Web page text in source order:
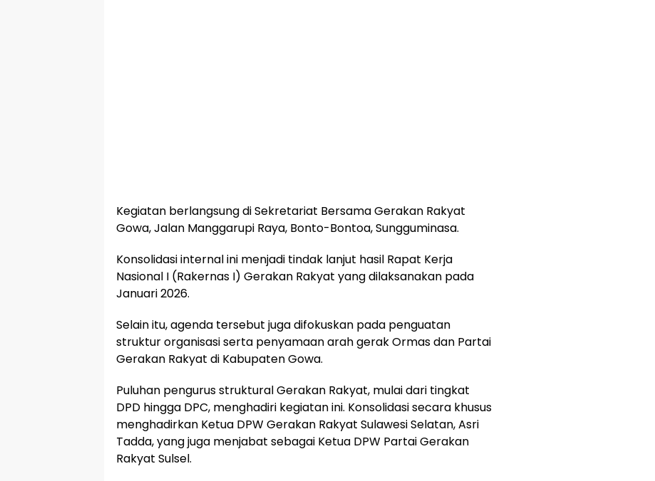
Kegiatan berlangsung di Sekretariat Bersama Gerakan Rakyat
Gowa, Jalan Manggarupi Raya, Bonto-Bontoa, Sungguminasa.
Konsolidasi internal ini menjadi tindak lanjut hasil Rapat Kerja
Nasional I (Rakernas I) Gerakan Rakyat yang dilaksanakan pada
Januari 2026.
Selain itu, agenda tersebut juga difokuskan pada penguatan
struktur organisasi serta penyamaan arah gerak Ormas dan Partai
Gerakan Rakyat di Kabupaten Gowa.
Puluhan pengurus struktural Gerakan Rakyat, mulai dari tingkat
DPD hingga DPC, menghadiri kegiatan ini. Konsolidasi secara khusus
menghadirkan Ketua DPW Gerakan Rakyat Sulawesi Selatan, Asri
Tadda, yang juga menjabat sebagai Ketua DPW Partai Gerakan
Rakyat Sulsel.